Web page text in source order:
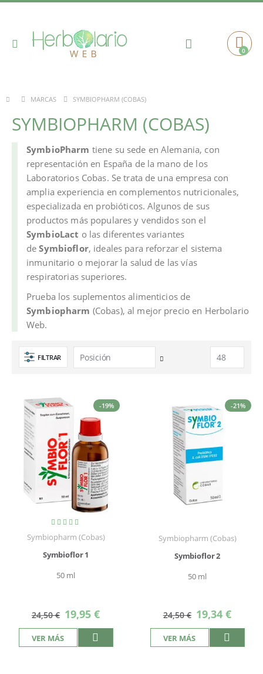
Toggle
Cart0
MARCAS SYMBIOPHARM (COBAS)
SYMBIOPHARM (COBAS)
SymbioPharm tiene su sede en Alemania, con
representación en España de la mano de los
Laboratorios Cobas. Se trata de una empresa con
amplia experiencia en complementos nutricionales,
especializada en probióticos. Algunos de sus
productos más populares y vendidos son el
SymbioLact o las diferentes variantes
deSymbioflor, ideales para reforzar el sistema
inmunitario o mejorar la salud de las vías
respiratorias superiores.
Prueba los suplementos alimenticios de
Symbiopharm (Cobas), al mejor precio en Herbolario
Web.
FILTRAR
Fijar
-19%
Valoración:
100%
Symbiopharm (Cobas)
Symbioflor 1
50 ml
24,50 € Precio
especial
19,95 €
VER MÁS
-21%
Symbiopharm (Cobas)
Symbioflor 2
50 ml
24,50 € Precio
especial
19,34 €
VER MÁS